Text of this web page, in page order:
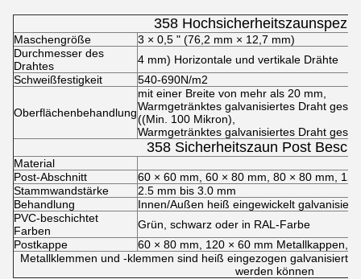
358
Maschengröße
3 × 0,5 " (76,2 mm × 12,7 mm)
Durchmesser des
Drahtes
4 mm) Horizontale und vertikale Drähte
Schweißfestigkeit
540-690N/m2
Oberflächenbehandlung
mit einer Breite von mehr als 20 mm,
Warmgetränktes galvanisiertes Draht
((Min. 100 Mikron),
Warmgetränktes galvanisiertes Draht
358 Sicherheitszaun Post
Material
Post-Abschnitt
60 × 60 mm, 60 × 80 mm, 80 × 80 mm,
Stammwandstärke
2.5 mm bis 3.0 mm
Behandlung
Innen/Außen heiß eingewickelt
PVC-beschichtet
Farben
Grün, schwarz oder in RAL-Farbe
Postkappe
60 × 80 mm, 120 × 60 mm Metallkappen,
Metallklemmen und -klemmen sind heiß eingezogen galvanisiert,
werden können